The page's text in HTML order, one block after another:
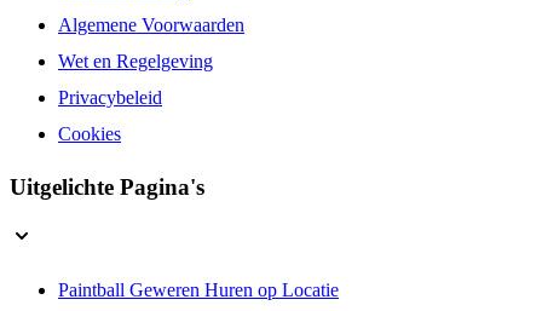
Algemene Voorwaarden
Wet en Regelgeving
Privacybeleid
Cookies
Uitgelichte Pagina's
Paintball Geweren Huren op Locatie